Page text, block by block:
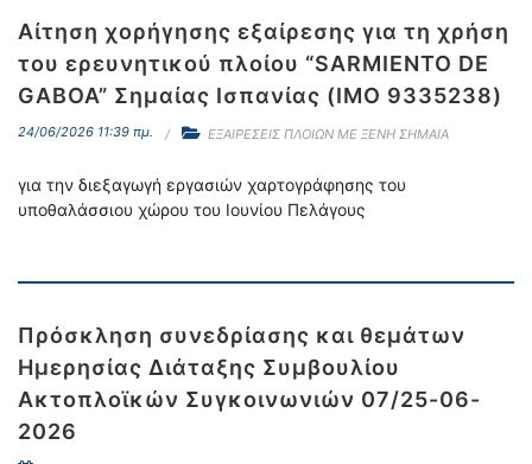
Αίτηση χορήγησης εξαίρεσης για τη χρήση
του ερευνητικού πλοίου “SARMIENTO DE
GABOA” Σημαίας Iσπανίας (ΙΜΟ 9335238)
24/06/2026 11:39 πμ. ΕΞΑΙΡΕΣΕΙΣ ΠΛΟΙΩΝ ΜΕ ΞΕΝΗ ΣΗΜΑΙΑ
για την διεξαγωγή εργασιών χαρτογράφησης του
υποθαλάσσιου χώρου του Ιουνίου Πελάγους
Πρόσκληση συνεδρίασης και θεμάτων
Ημερησίας Διάταξης Συμβουλίου
Ακτοπλοϊκών Συγκοινωνιών 07/25-06-
2026